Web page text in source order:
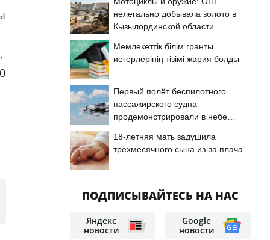
нелегально добывала золото в
Кызылординской области
Мемлекеттік білім гранты
иегерлерінің тізімі жария болды
Первый полёт беспилотного
пассажирского судна
продемонстрировали в небе
18-летняя мать задушила
трёхмесячного сына из-за плача
ПОДПИСЫВАЙТЕСЬ НА НАС
Яндекс
новости
Google
новости